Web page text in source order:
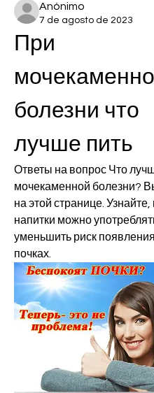
Anónimo
7 de agosto de 2023
При
болезни что
лучше пить
Ответы на вопрос Что
мочекаменной болезни?
на этой странице. Узнайте,
напитки можно
уменьшить риск
почках.